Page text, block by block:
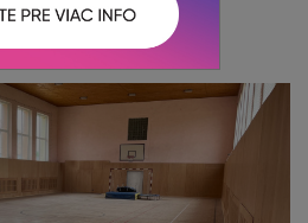
od 27.5.2026